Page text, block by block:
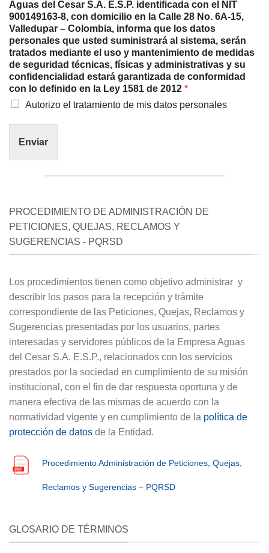
Aguas del Cesar S.A. E.S.P. identificada con el NIT
900149163-8, con domicilio en la Calle 28 No. 6A-15,
Valledupar – Colombia, informa que los datos
personales que usted suministrará al sistema, serán
tratados mediante el uso y mantenimiento de medidas
de seguridad técnicas, físicas y administrativas y su
confidencialidad estará garantizada de conformidad
con lo definido en la Ley 1581 de 2012 *
Autorizo el tratamiento de mis datos personales
Enviar
PROCEDIMIENTO DE ADMINISTRACIÓN DE
PETICIONES, QUEJAS, RECLAMOS Y
SUGERENCIAS - PQRSD
Los procedimientos tienen como objetivo administrar y
describir los pasos para la recepción y trámite
correspondiente de las Peticiones, Quejas, Reclamos y
Sugerencias presentadas por los usuarios, partes
interesadas y servidores públicos de la Empresa Aguas
del Cesar S.A. E.S.P., relacionados con los servicios
prestados por la sociedad en cumplimiento de su misión
institucional, con el fin de dar respuesta oportuna y de
manera efectiva de las mismas de acuerdo con la
normatividad vigente y en cumplimiento de la política de
protección de datos de la Entidad.
Procedimiento Administración de Peticiones, Quejas,
Reclamos y Sugerencias – PQRSD
GLOSARIO DE TÉRMINOS